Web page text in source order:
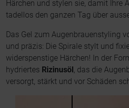
Härchen und stylen sie, damit Ihre
tadellos den ganzen Tag über
Das Gel zum Augenbrauenstyling
und präzis: Die Spirale stylt und
widerspenstige Härchen! In der
hydriertes Rizinusöl , das die
versorgt, stärkt und vor Schäden